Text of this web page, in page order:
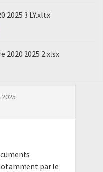
2025 3 LY.xltx
2020 2025 2.xlsx
par le